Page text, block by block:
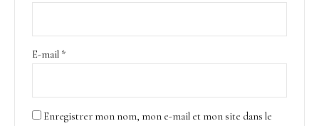
E-mail *
Enregistrer mon nom, mon e-mail et mon site dans le